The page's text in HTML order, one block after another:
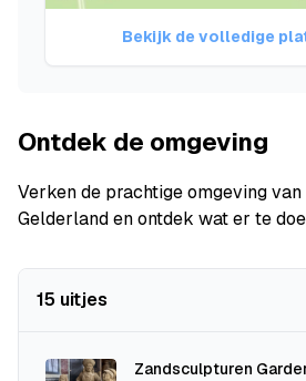
Bekijk de volledige
Ontdek de omgeving
Verken de prachtige omgeving
Gelderland en ontdek wat er te
15 uitjes
Zandsculpturen